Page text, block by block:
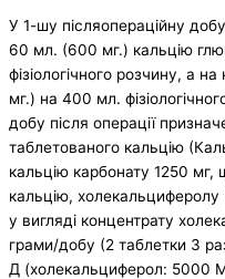
У 1-шу післяопераційну
60 мл. (600 мг.) кальцію
фізіологічного розчину, а
мг.) на 400 мл.
добу після операції
таблетованого кальцію
кальцію карбонату 1250 мг,
кальцію,
у вигляді концентрату
грами/добу (2 таблетки 3
Д (холекальциферол: 5000